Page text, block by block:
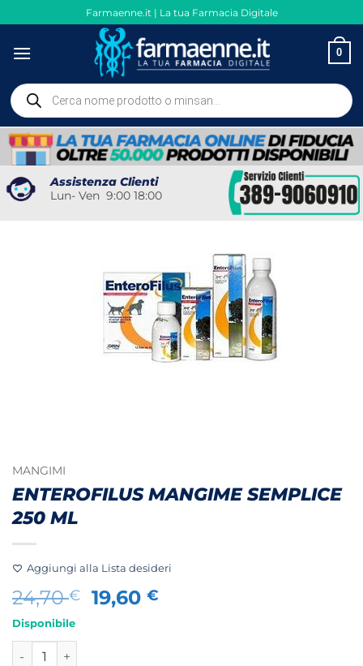
ai
contenuti
Farmaenne.it | La tua Farmacia Digitale
0
Ricerca
prodotti
Assistenza Clienti
Lun- Ven 9:00 18:00
MANGIMI
ENTEROFILUS MANGIME SEMPLICE
250 ML
Aggiungi alla Lista desideri
24,70€
Il
19,60€
Disponibile
ENTEROFILUS MANGIME SEMPLICE 250 ML quantità